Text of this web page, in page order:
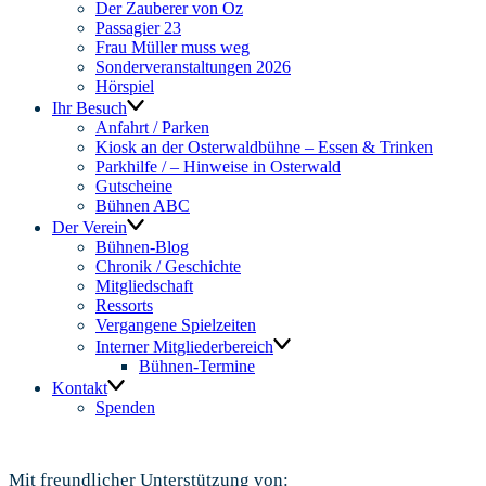
Der Zauberer von Oz
Passagier 23
Frau Müller muss weg
Sonderveranstaltungen 2026
Hörspiel
Ihr Besuch
Anfahrt / Parken
Kiosk an der Osterwaldbühne – Essen & Trinken
Parkhilfe / – Hinweise in Osterwald
Gutscheine
Bühnen ABC
Der Verein
Bühnen-Blog
Chronik / Geschichte
Mitgliedschaft
Ressorts
Vergangene Spielzeiten
Interner Mitgliederbereich
Bühnen-Termine
Kontakt
Spenden
Mit freundlicher Unterstützung von: